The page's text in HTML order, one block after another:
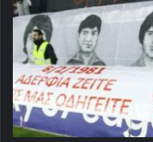
ζείτε,
εσείς
μας
οδηγείτε!»
–
45
χρόνια
από